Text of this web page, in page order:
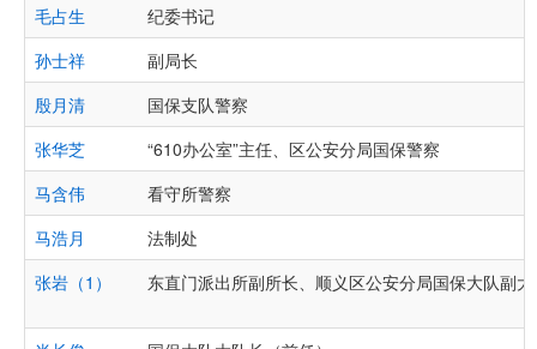
毛占生
纪委书记
孙士祥
副局长
殷月清
国保支队警察
张华芝
“610办公室”主任、区公安分局国保警察
马含伟
看守所警察
马浩月
法制处
张岩（1）
东直门派出所副所长、顺义区公安分局国保大队副